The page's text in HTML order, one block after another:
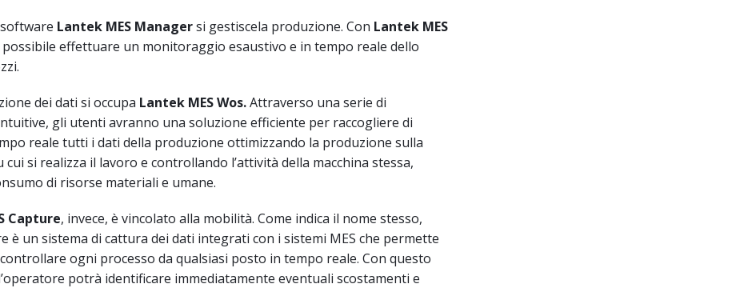
Lantek MES Managersi gestiscela produzione. Con Lantek MES
possibile effettuare un monitoraggio esaustivo e in tempo reale dello
dei dati si occupa Lantek MESWos.Attraverso una serie di
gli utenti avranno una soluzione efficiente per raccogliere di
reale tutti i dati della produzione ottimizzando la produzione sulla
cui si realizza il lavoro e controllando l’attività della macchina stessa,
di risorse materiali e umane.
Capture, invece, è vincolato alla mobilità. Come indica il nome stesso,
è un sistema di cattura dei dati integrati con i sistemi MES che permette
ogni processo da qualsiasi posto in tempo reale. Con questo
potrà identificare immediatamente eventuali scostamenti e